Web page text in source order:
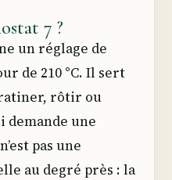
7 ?
un réglage de
de 210 °C. Il sert
rôtir ou
demande une
pas une
au degré près : la